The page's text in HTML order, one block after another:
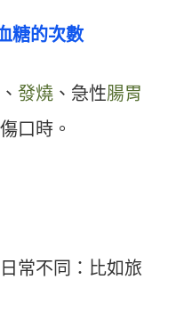
糖的次數
發燒 、急性腸胃
口時。
常不同：比如旅